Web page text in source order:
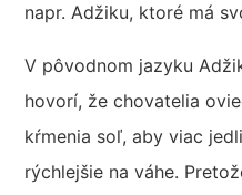
napr. Adžiku, ktoré má
V pôvodnom jazyku
hovorí, že chovatelia
kŕmenia soľ, aby viac
rýchlejšie na váhe.